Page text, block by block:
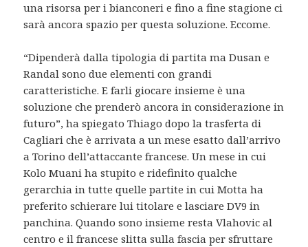
una risorsa per i bianconeri e fino a fine stagione ci
sarà ancora spazio per questa soluzione. Eccome.
“Dipenderà dalla tipologia di partita ma Dusan e
Randal sono due elementi con grandi
caratteristiche. E farli giocare insieme è una
soluzione che prenderò ancora in considerazione in
futuro”, ha spiegato Thiago dopo la trasferta di
Cagliari che è arrivata a un mese esatto dall’arrivo
a Torino dell’attaccante francese. Un mese in cui
Kolo Muani ha stupito e ridefinito qualche
gerarchia in tutte quelle partite in cui Motta ha
preferito schierare lui titolare e lasciare DV9 in
panchina. Quando sono insieme resta Vlahovic al
centro e il francese slitta sulla fascia per sfruttare